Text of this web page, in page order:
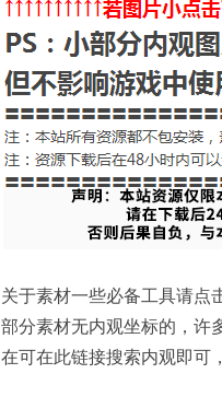
关于素材一些必备工具请点
部分素材无内观坐标的，许
在可在此链接搜索内观即可